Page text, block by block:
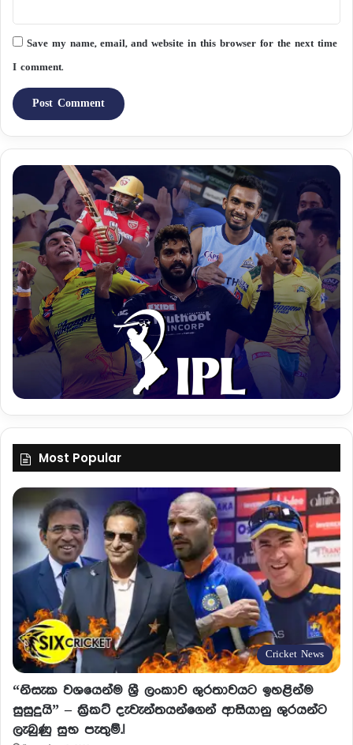
Save my name, email, and website in this browser for the next time
I comment.
Most Popular
Cricket News
“නිසැක වශයෙන්ම ශ්‍රී ලංකාව ශුරතාවයට ඉහළින්ම
සුසුදුයි” – ක්‍රිකට් දැවැන්තයන්ගෙන් ආසියානු ශුරයන්ට
ලැබුණු සුභ පැතුම්.!